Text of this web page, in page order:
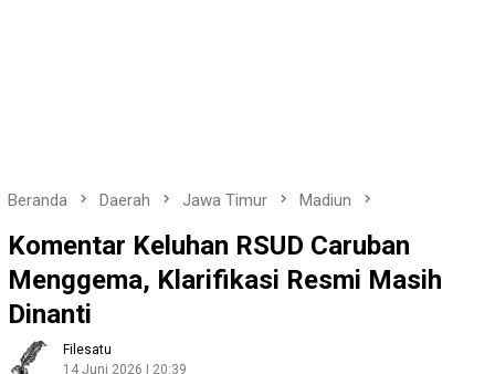
Beranda Daerah Jawa Timur Madiun
Komentar Keluhan RSUD Caruban
Menggema, Klarifikasi Resmi Masih
Dinanti
Filesatu
14 Juni 2026 | 20:39